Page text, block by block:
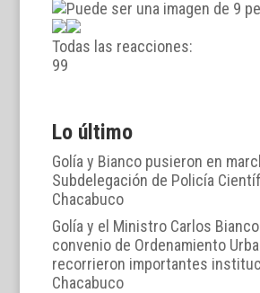
Todas las reacciones:
99
Lo último
Golía y Bianco pusieron en
Subdelegación de Policía
Chacabuco
Golía y el Ministro Carlos
convenio de Ordenamiento
recorrieron importantes
Chacabuco